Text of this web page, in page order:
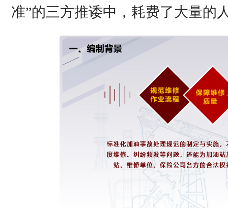
准”的三方推诿中，耗费了大量的